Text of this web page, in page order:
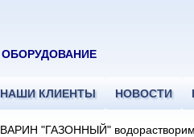
НАШИ КЛИЕНТЫ НОВОСТИ
"ГАЗОННЫЙ"